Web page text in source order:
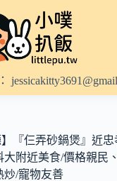
】『仨弄砂鍋煲』近
附近美食/價格親民
炒/寵物友善